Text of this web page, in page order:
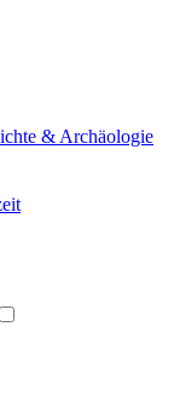
& Archäologie